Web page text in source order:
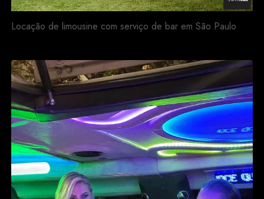
Locação de limousine com serviço de bar em São Paulo